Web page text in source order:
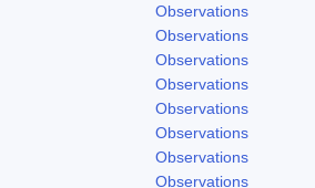
Observations
Observations
Observations
Observations
Observations
Observations
Observations
Observations